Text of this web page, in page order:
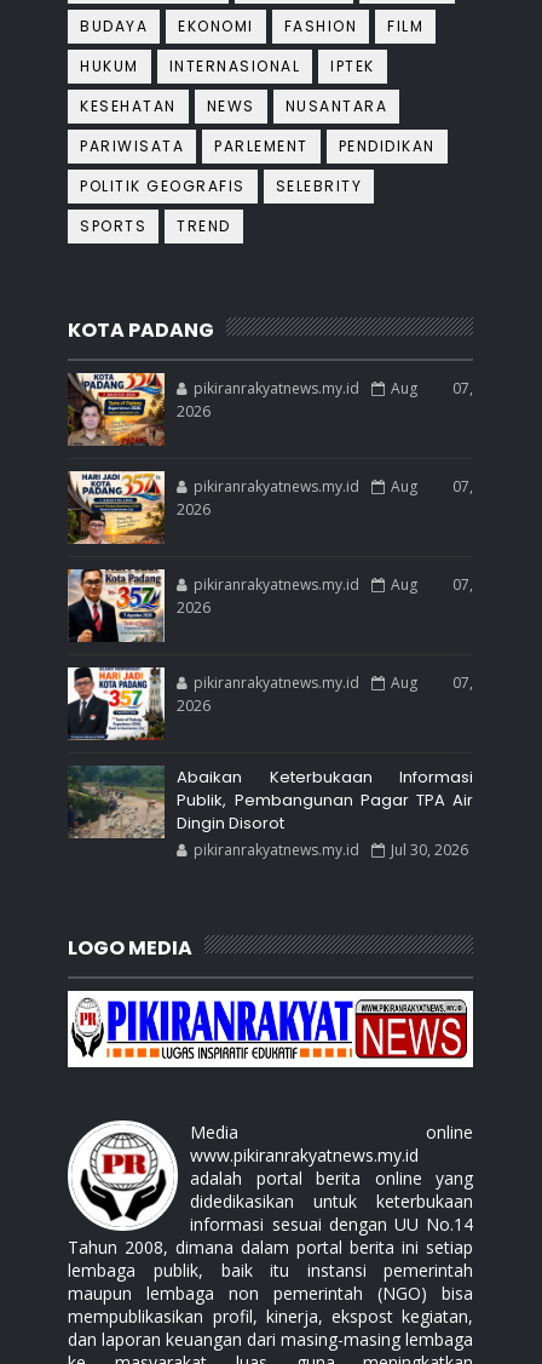
BUDAYA
EKONOMI FASHION
FILM
HUKUM
INTERNASIONAL
IPTEK
KESEHATAN
NEWS
NUSANTARA
PARIWISATA
PARLEMENT
PENDIDIKAN
POLITIK GEOGRAFIS
SELEBRITY
SPORTS
TREND
KOTA PADANG
pikiranrakyatnews.my.id
Aug 07,
2026
pikiranrakyatnews.my.id
Aug 07,
2026
pikiranrakyatnews.my.id
Aug 07,
2026
pikiranrakyatnews.my.id
Aug 07,
2026
Abaikan Keterbukaan Informasi
Publik, Pembangunan Pagar TPA Air
Dingin Disorot
pikiranrakyatnews.my.id Jul 30, 2026
LOGO MEDIA
Media online
www.pikiranrakyatnews.my.id
adalah portal berita online yang
didedikasikan untuk keterbukaan
informasi sesuai dengan UU No.14
Tahun 2008, dimana dalam portal berita ini setiap
lembaga publik, baik itu instansi pemerintah
maupun lembaga non pemerintah (NGO) bisa
mempublikasikan profil, kinerja, ekspost kegiatan,
dan laporan keuangan dari masing-masing lembaga